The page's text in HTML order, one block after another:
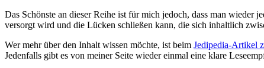
Das Schönste an dieser Reihe ist für mich jedoch, dass man
versorgt wird und die Lücken schließen kann, die sich inhaltlich
Wer mehr über den Inhalt wissen möchte, ist beim Jedipedia-Artikel
Jedenfalls gibt es von meiner Seite wieder einmal eine klare